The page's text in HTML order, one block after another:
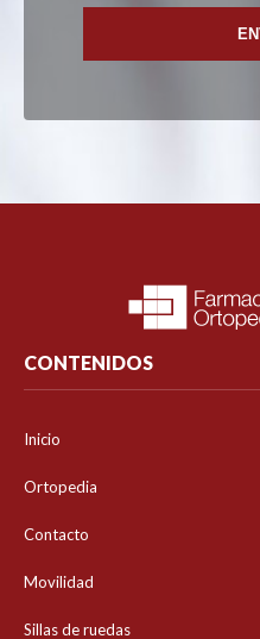
CONTENIDOS
Inicio
Ortopedia
Contacto
Movilidad
Sillas de ruedas